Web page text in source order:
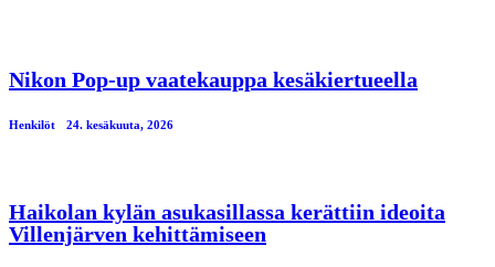
Nikon Pop-up vaatekauppa kesäkiertueella
Henkilöt 24. kesäkuuta, 2026
Haikolan kylän asukasillassa kerättiin ideoita
Villenjärven kehittämiseen